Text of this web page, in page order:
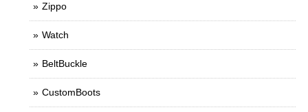
Zippo
Watch
BeltBuckle
CustomBoots